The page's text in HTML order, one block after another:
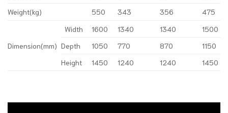
Weight(kg)
550 343 356 475
Dimension(mm)
Width 1600 1340 1340
1500
Depth
1050 770 870
1150
Height
1450 1240 1240 1450